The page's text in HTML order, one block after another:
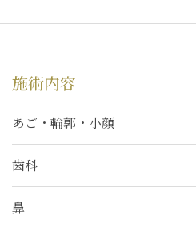
施術内容
あご・輪郭・小顔
歯科
鼻